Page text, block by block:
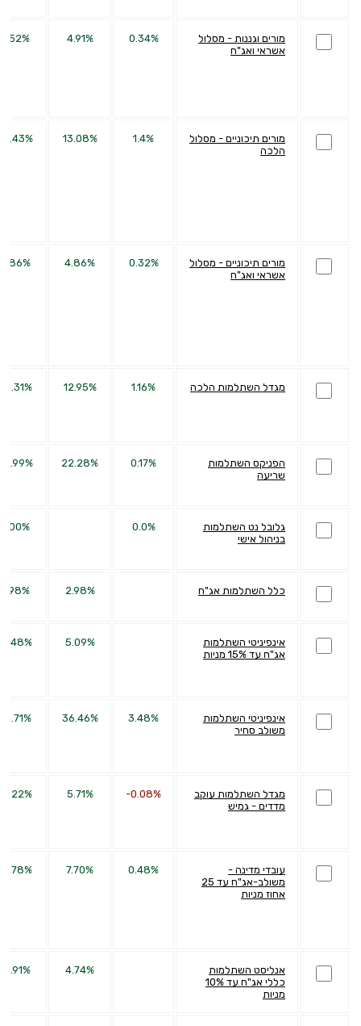
מורים וגננות - מסלול
אשראי ואג"ח
0.34%
4.91%
5.52%
מורים תיכוניים - מסלול
הלכה
1.4%
13.08%
מורים תיכוניים - מסלול
אשראי ואג"ח
0.32%
4.86%
5.86%
מגדל השתלמות הלכה 1.16%
12.95%
הפניקס השתלמות
שריעה
0.17%
22.28%
גלובל נט השתלמות
בניהול אישי
0.0%
0.00%
כלל השתלמות אג"ח 2.98%
6.98%
אינפיניטי השתלמות
אג"ח עד 15% מניות
5.09%
אינפיניטי השתלמות
משולב סחיר
3.48%
36.46%
מגדל השתלמות עוקב
מדדים - גמיש
-0.08%
5.71%
עובדי מדינה -
משולב-אג"ח עד 25
אחוז מניות
0.48%
7.70%
אנליסט השתלמות
כללי אג"ח עד 10%
מניות
4.74%
10.91%